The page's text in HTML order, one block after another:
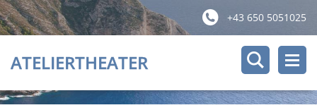
+43 650 5051025
ATELIERTHEATER